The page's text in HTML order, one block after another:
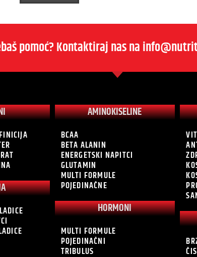
pomoć? Kontaktiraj nas na
AMINOKISELINE
BCAA
BETA ALANIN
ENERGETSKI NAPITCI
GLUTAMIN
MULTI FORMULE
POJEDINAČNE
HORMONI
MULTI FORMULE
POJEDINAČNI
TRIBULUS